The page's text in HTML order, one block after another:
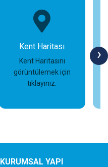
›
Kent Haritası
Kent Haritasını
görüntülemek için
tıklayınız.
KURUMSAL YAPI